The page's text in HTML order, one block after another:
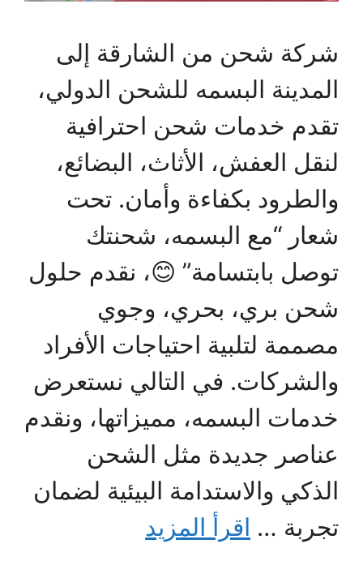
شركة شحن من الشارقة إلى
المدينة البسمه للشحن الدولي،
تقدم خدمات شحن احترافية
لنقل العفش، الأثاث، البضائع،
والطرود بكفاءة وأمان. تحت
شعار “مع البسمه، شحنتك
توصل بابتسامة” 😊، نقدم حلول
شحن بري، بحري، وجوي
مصممة لتلبية احتياجات الأفراد
والشركات. في التالي نستعرض
خدمات البسمه، مميزاتها، ونقدم
عناصر جديدة مثل الشحن
الذكي والاستدامة البيئية لضمان
تجربة … اقرأ المزيد